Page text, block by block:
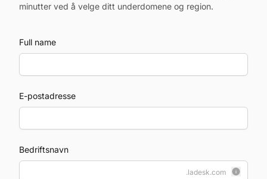
minutter ved å velge ditt underdomene og region.
Full name
E-postadresse
Bedriftsnavn
.ladesk.com